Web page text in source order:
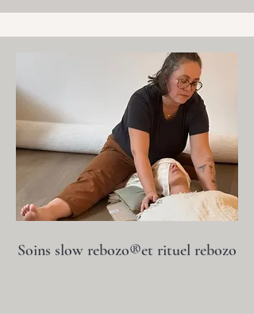
Soins slow rebozo®et rituel rebozo